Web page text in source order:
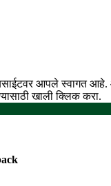
आपले स्वागत आहे.
खाली क्लिक करा.